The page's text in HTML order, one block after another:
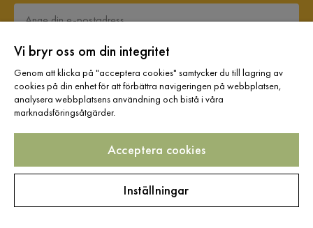
Prenumerera
Genom att fylla i min mailadress bekräftar jag att jag vill ha Furniturebox nyhetsbrev
och godkänner att Furniturebox behandlar mina personuppgifter för att kunna skicka
marknadsföringsmaterial som anpassats till mig enligt FurnitureboxIntegritetspolicy.
Ja, tack! Jag vill även skapa ett konto till Mina sidor.
Allt detta och mycket mer:
•Dina köp samlade på ett ställe
Vi bryr oss om din integritet
Genom att klicka på "acceptera cookies" samtycker du till lagring av
cookies på din enhet för att förbättra navigeringen på webbplatsen,
analysera webbplatsens användning och bistå i våra
marknadsföringsåtgärder.
Acceptera cookies
Inställningar